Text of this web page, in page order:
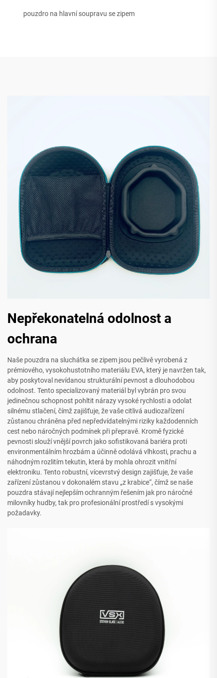
pouzdro na hlavní soupravu se zipem
Nepřekonatelná odolnost a
ochrana
Naše pouzdra na sluchátka se zipem jsou pečlivě vyrobená z
prémiového, vysokohustotního materiálu EVA, který je navržen tak,
aby poskytoval nevídanou strukturální pevnost a dlouhodobou
odolnost. Tento specializovaný materiál byl vybrán pro svou
jedinečnou schopnost pohltit nárazy vysoké rychlosti a odolat
silnému stlačení, čímž zajišťuje, že vaše citlivá audiozařízení
zůstanou chráněna před nepředvídatelnými riziky každodenních
cest nebo náročných podmínek při přepravě. Kromě fyzické
pevnosti slouží vnější povrch jako sofistikovaná bariéra proti
environmentálním hrozbám a účinně odolává vlhkosti, prachu a
náhodným rozlitím tekutin, která by mohla ohrozit vnitřní
elektroniku. Tento robustní, vícevrstvý design zajišťuje, že vaše
zařízení zůstanou v dokonalém stavu „z krabice“, čímž se naše
pouzdra stávají nejlepším ochranným řešením jak pro náročné
milovníky hudby, tak pro profesionální prostředí s vysokými
požadavky.